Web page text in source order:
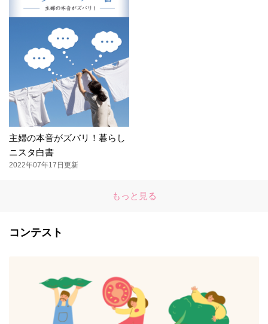
主婦の本音がズバリ！暮らし
ニスタ白書
2022年07年17日更新
もっと見る
コンテスト